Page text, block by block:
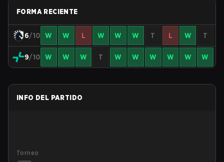
FORMA RECIENTE
6/10 W W L W W W T L W T
9/10 W W W T W W W W W W
INFO DEL PARTIDO
Torneo